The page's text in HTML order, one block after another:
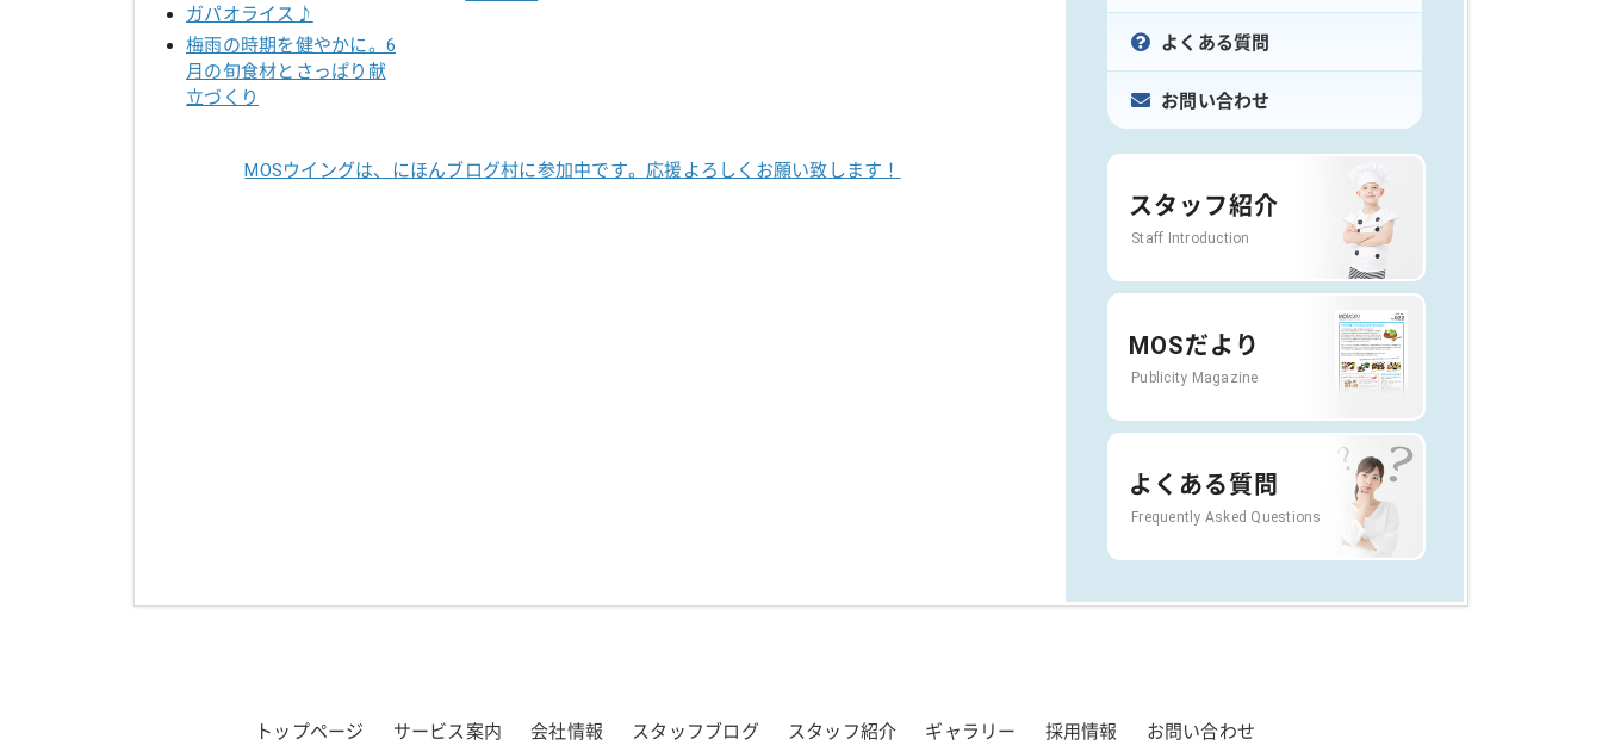
ガパオライス♪
梅雨の時期を健やかに。6
月の旬食材とさっぱり献
立づくり
MOSウイングは、にほんブログ村に参加中です。 応援よろしくお願い致します！
よくある質問
お問い合わせ
スタッフ紹介
Staff Introduction
MOSだより
Publicity Magazine
よくある質問
Frequently Asked Questions
トップページ サービス案内 会社情報 スタッフブログ スタッフ紹介 ギャラリー 採用情報 お問い合わせ